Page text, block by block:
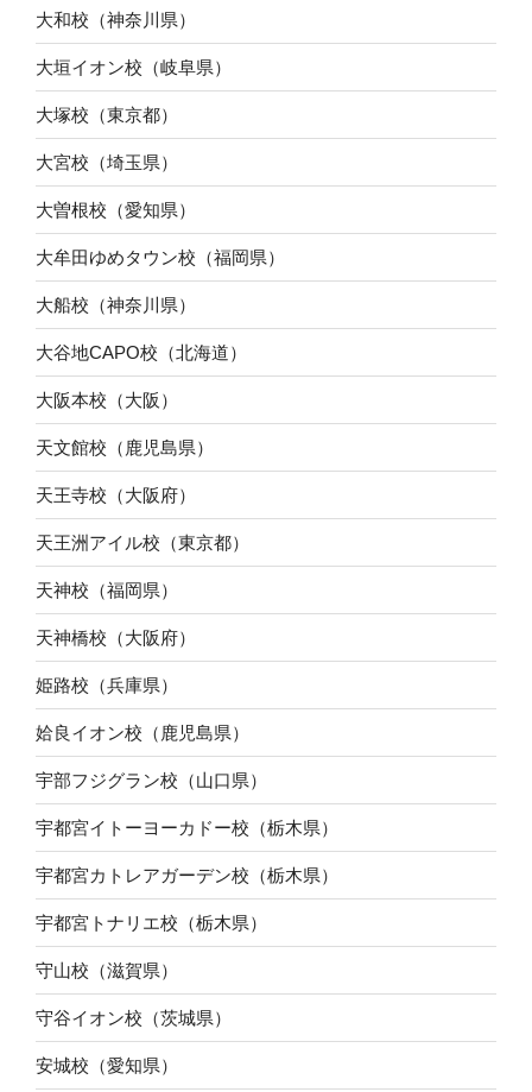
大和校（神奈川県）
大垣イオン校（岐阜県）
大塚校（東京都）
大宮校（埼玉県）
大曽根校（愛知県）
大牟田ゆめタウン校（福岡県）
大船校（神奈川県）
大谷地CAPO校（北海道）
大阪本校（大阪）
天文館校（鹿児島県）
天王寺校（大阪府）
天王洲アイル校（東京都）
天神校（福岡県）
天神橋校（大阪府）
姫路校（兵庫県）
姶良イオン校（鹿児島県）
宇部フジグラン校（山口県）
宇都宮イトーヨーカドー校（栃木県）
宇都宮カトレアガーデン校（栃木県）
宇都宮トナリエ校（栃木県）
守山校（滋賀県）
守谷イオン校（茨城県）
安城校（愛知県）